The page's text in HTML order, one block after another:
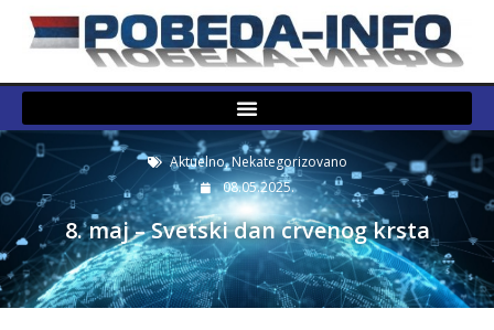
Aktuelno,Nekategorizovano
08.05.2025.
8. maj – Svetski dan crvenog krsta